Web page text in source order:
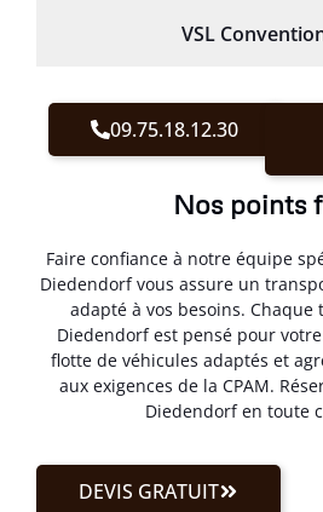
VSL
09.75.18.12.30
Nos points
Faire confiance à notre équipe
Diedendorf vous assure un
adapté à vos besoins. Chaque
Diedendorf est pensé pour
flotte de véhicules adaptés et
aux exigences de la CPAM.
Diedendorf en toute
DEVIS GRATUIT